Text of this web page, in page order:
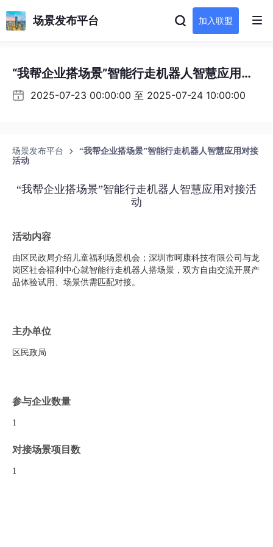
场景发布平台 加入联盟
“我帮企业搭场景”智能行走机器人智慧应用对
接活动2025-07-23 00:00:00 至 2025-07-24 10:00:00
场景发布平台
“我帮企业搭场景”智能行走机器人智慧应用对接
活动
“我帮企业搭场景”智能行走机器人智慧应用对接活
动
活动内容
由区民政局介绍儿童福利场景机会；深圳市呵康科技有限公司与龙
岗区社会福利中心就智能行走机器人搭场景，双方自由交流开展产
品体验试用、场景供需匹配对接。
主办单位
区民政局
参与企业数量
1
对接场景项目数
1